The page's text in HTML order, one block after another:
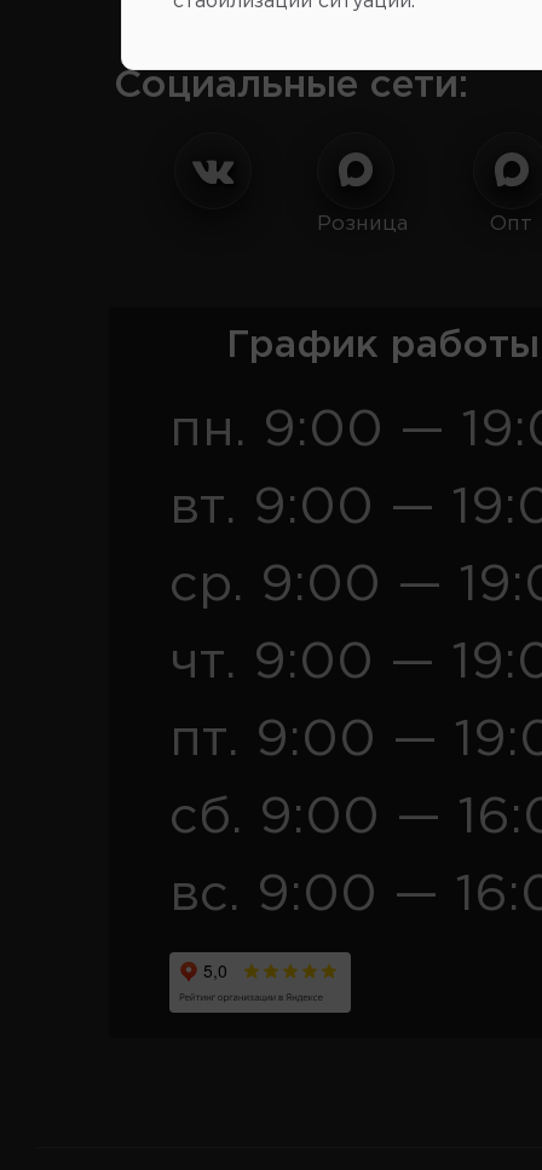
Социальные сети:
Розница Опт
График
пн. 9:00 —
вт. 9:00 —
ср. 9:00 —
чт. 9:00 —
пт. 9:00 —
сб. 9:00 —
вс. 9:00 —